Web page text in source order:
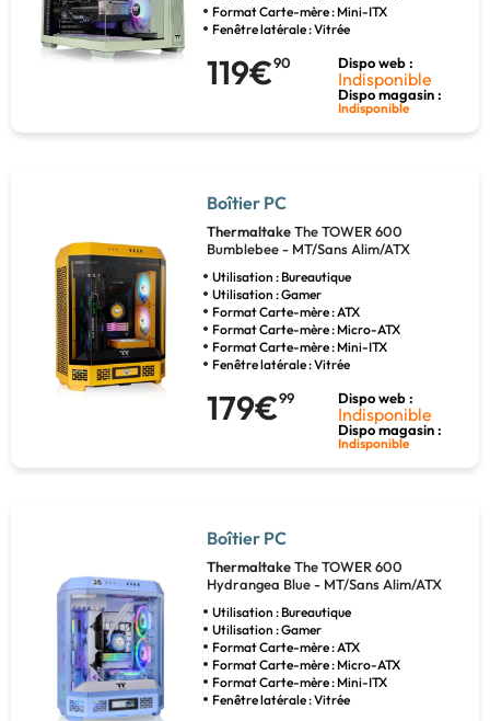
Format Carte-mère : Mini-ITX
Fenêtre latérale : Vitrée
119€90 Dispo web :
Indisponible
Dispo magasin :
Indisponible
Boîtier PC
ThermaltakeThe TOWER 600
Bumblebee - MT/Sans Alim/ATX
Utilisation : Bureautique
Utilisation : Gamer
Format Carte-mère : ATX
Format Carte-mère : Micro-ATX
Format Carte-mère : Mini-ITX
Fenêtre latérale : Vitrée
179€99 Dispo web :
Indisponible
Dispo magasin :
Indisponible
Boîtier PC
ThermaltakeThe TOWER 600
Hydrangea Blue - MT/Sans Alim/ATX
Utilisation : Bureautique
Utilisation : Gamer
Format Carte-mère : ATX
Format Carte-mère : Micro-ATX
Format Carte-mère : Mini-ITX
Fenêtre latérale : Vitrée